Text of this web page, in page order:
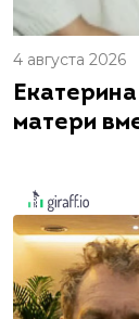
4 августа 2026
матери